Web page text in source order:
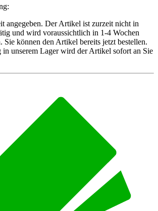
angegeben. Der Artikel ist zurzeit nicht in
und wird voraussichtlich in 1-4 Wochen
Sie können den Artikel bereits jetzt bestellen.
in unserem Lager wird der Artikel sofort an Sie